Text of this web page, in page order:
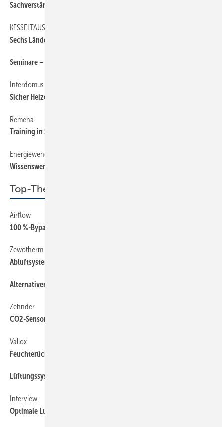
Sachverständige gründen Verein
KESSELTAUSCHAKTION
Sechs Länder machen mit
Seminare – Schulungen – Termine
Interdomus Haustechnik
Sicher Heizen dank Alternative zum klassischen Contracting
Re meha
Traini ng in Süddeutschland
Energiewende
Wissenswertes über Wasserstoff
Top-Thema
Airflow
100 %-Bypass für Nachtauskühlung
Zewotherm
Abluftsysteme für Innenräume
Alternativen bei den Kältemitteln
Zehnder
CO2-Sensoren für Zentralgeräte
Vallox
Feuchterückgewinn auch nachrüstbar
Lüftungssysteme auslegen
Interview
Optimale Luftqualität und Gebäudeschutz